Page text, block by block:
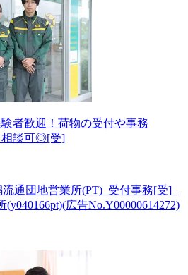
験者歓迎！荷物の受付や事務
談可◎[受]
通団地営業所(PT)_受付事務[受]_
広告No.Y00000614272)